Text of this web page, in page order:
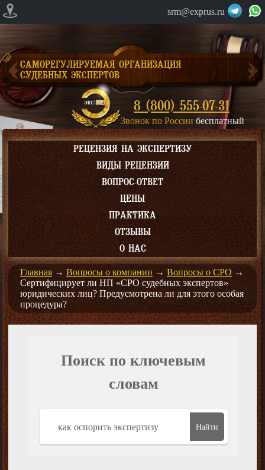
srm@exprus.ru
САМОРЕГУЛИРУЕМАЯ ОРГАНИЗАЦИЯ
СУДЕБНЫХ ЭКСПЕРТОВ
8 (800) 555-07-31
Звонок по России бесплатный
РЕЦЕНЗИЯ НА ЭКСПЕРТИЗУ
ВИДЫ РЕЦЕНЗИЙ
ВОПРОС-ОТВЕТ
ЦЕНЫ
ПРАКТИКА
ОТЗЫВЫ
О НАС
Главная → Вопросы о компании → Вопросы о СРО →
Сертифицирует ли НП «СРО судебных экспертов»
юридических лиц? Предусмотрена ли для этого особая
процедура?
Поиск по ключевым
словам
Найти